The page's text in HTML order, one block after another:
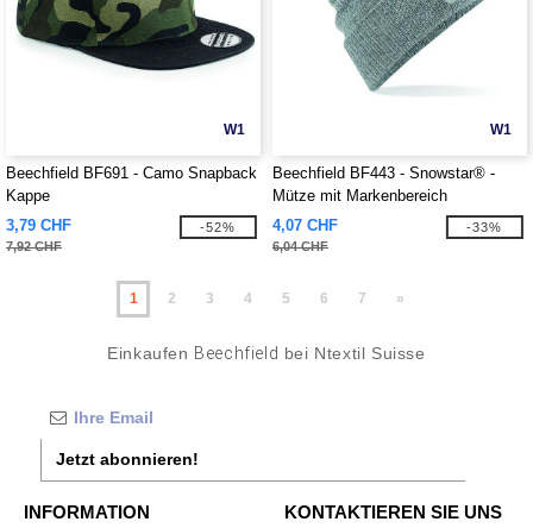
W1
Beechfield BF691 - Camo Snapback
Kappe
3,79 CHF
7,92 CHF
-52%
W1
Beechfield BF443 - Snowstar® -
Mütze mit Markenbereich
4,07 CHF
6,04 CHF
-33%
1 2 3 4 5 6 7 »
Einkaufen Beechfield bei Ntextil Suisse
Jetzt abonnieren!
INFORMATION KONTAKTIEREN SIE UNS